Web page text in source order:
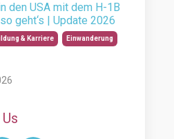
den USA mit dem H-1B
geht‘s | Update 2026
& Karriere Einwanderung